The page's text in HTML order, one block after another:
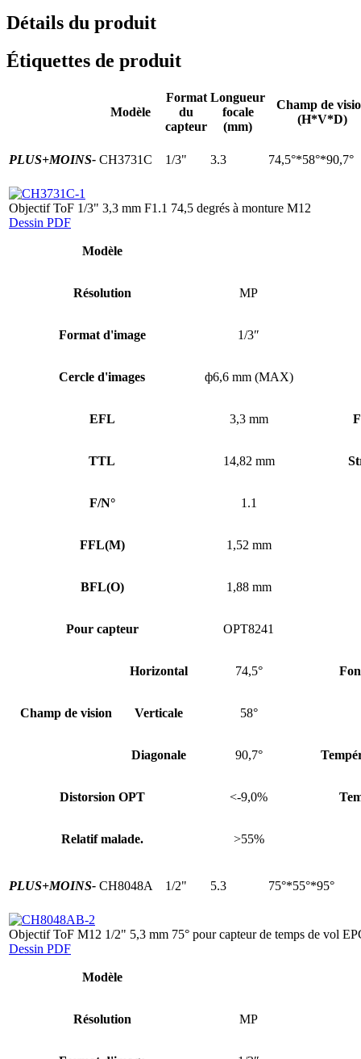
Détails du produit
Étiquettes de produit
Modèle
Format
du
capteur
Longueur
focale
(mm)
Champ de
(H*V*D)
PLUS+MOINS- CH3731C 1/3" 3.3 74,5°*58°*90,7°
Objectif ToF 1/3" 3,3 mm F1.1 74,5 degrés à monture M12
Dessin PDF
Modèle
Résolution MP
Format d'image 1/3″
Cercle d'images ф6,6 mm (MAX)
EFL 3,3 mm
TTL 14,82 mm
F/N° 1.1
FFL(M) 1,52 mm
BFL(O) 1,88 mm
Pour capteur OPT8241
Champ de vision
Horizontal 74,5°
Verticale 58°
Diagonale 90,7°
Distorsion OPT <-9,0%
Relatif malade. >55%
PLUS+MOINS- CH8048A 1/2" 5.3 75°*55°*95°
Objectif ToF M12 1/2" 5,3 mm 75° pour capteur de temps de vol
Dessin PDF
Modèle
Résolution MP